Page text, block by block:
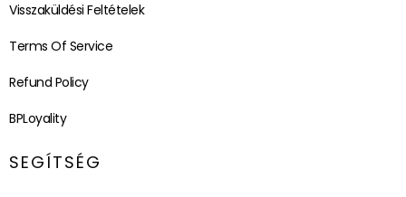
Visszaküldési Feltételek
Terms Of Service
Refund Policy
BPLoyality
SEGÍTSÉG